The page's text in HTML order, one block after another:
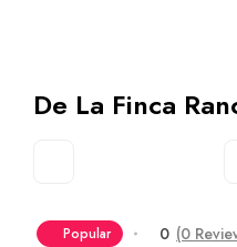
De La Finca
Popular 0 (0